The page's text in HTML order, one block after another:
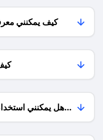
كيف يمكنني
هل يمكنني